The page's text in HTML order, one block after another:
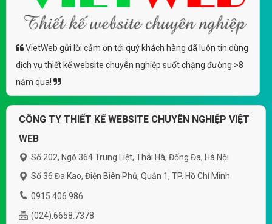
VietWeb gửi lời cảm ơn tới quý khách hàng đã luôn tin dùng
dịch vụ thiết kế website chuyên nghiệp suốt chặng đường >8
năm qua!
CÔNG TY THIẾT KẾ WEBSITE CHUYÊN NGHIỆP VIỆT
WEB
Số 202, Ngõ 364 Trung Liệt, Thái Hà, Đống Đa, Hà Nội
Số 36 Đa Kao, Điện Biên Phủ, Quận 1, TP. Hồ Chí Minh
0915 406 986
(024).6658.7378